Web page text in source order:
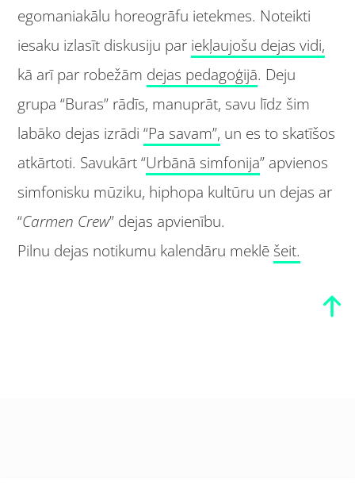
egomaniakālu horeogrāfu ietekmes. Noteikti
iesaku izlasīt diskusiju par iekļaujošu dejas vidi,
kā arī par robežām dejas pedagoģijā. Deju
grupa “Buras” rādīs, manuprāt, savu līdz šim
labāko dejas izrādi“Pa savam”, un es to skatīšos
atkārtoti. Savukārt “Urbānā simfonija” apvienos
simfonisku mūziku, hiphopa kultūru un dejas ar
“Carmen Crew” dejas apvienību.
Pilnu dejas notikumu kalendāru meklē šeit.